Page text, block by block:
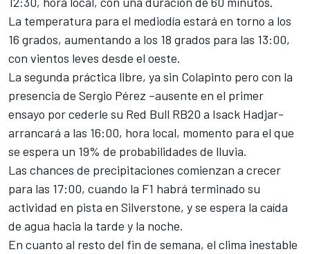
La temperatura para el mediodía estará en torno a los
16 grados, aumentando a los 18 grados para las 13:00,
con vientos leves desde el oeste.
La segunda práctica libre, ya sin Colapinto pero con la
presencia de Sergio Pérez –ausente en el primer
ensayo por cederle su Red Bull RB20 a Isack Hadjar-
arrancará a las 16:00, hora local, momento para el que
se espera un 19% de probabilidades de lluvia.
Las chances de precipitaciones comienzan a crecer
para las 17:00, cuando la F1 habrá terminado su
actividad en pista en Silverstone, y se espera la caída
de agua hacia la tarde y la noche.
En cuanto al resto del fin de semana, el clima inestable